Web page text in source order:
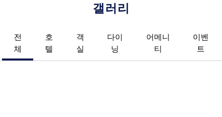
갤러리
전
체
호
텔
객
실
다이
닝
어메니
티
이벤
트